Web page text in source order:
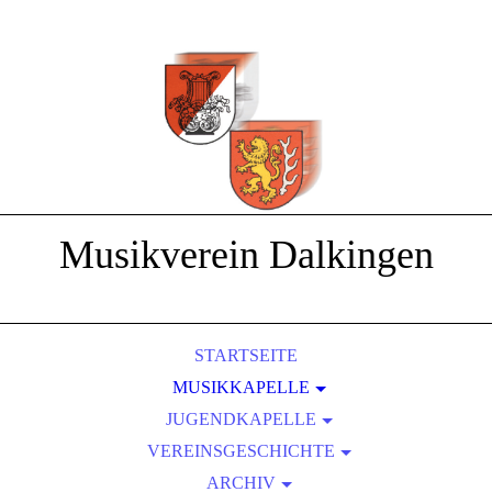
Musikverein Dalkingen
STARTSEITE
MUSIKKAPELLE
DIRIGENTEN
FAHNE
FLÜGELHORN
JUGENDKAPELLE
2009 - AUSFLUG INS SENSAPOLIS
2012 - D2 UND D3 LEHRGÄNGE
VEREINSGESCHICHTE
... 1954
ARCHIV